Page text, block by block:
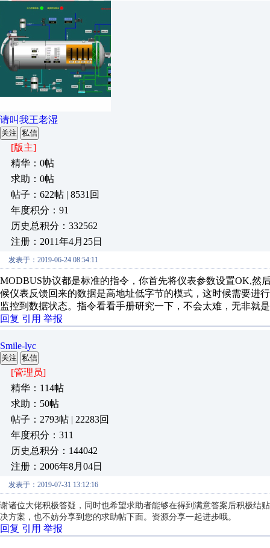
请叫我王老湿
关注 私信
[版主]
精华：0帖
求助：0帖
帖子：622帖 | 8531回
年度积分：91
历史总积分：332562
注册：2011年4月25日
发表于：2019-06-24 08:54:11
MODBUS协议都是标准的指令，你首先将仪表参数设置OK,然
候仪表反馈回来的数据是高地址低字节的模式，这时候需要进
监控到数据状态。指令看看手册研究一下，不会太难，无非就
回复 引用 举报
Smile-lyc
关注 私信
[管理员]
精华：114帖
求助：50帖
帖子：2793帖 | 22283回
年度积分：311
历史总积分：144042
注册：2006年8月04日
发表于：2019-07-31 13:12:16
谢诸位大佬积极答疑，同时也希望求助者能够在得到满意答案后积极结
决方案，也不妨分享到您的求助帖下面。资源分享一起进步哦。
回复 引用 举报